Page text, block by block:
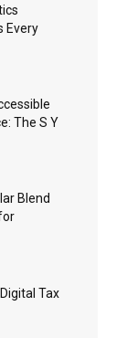
Every
The S Y
Blend
Tax